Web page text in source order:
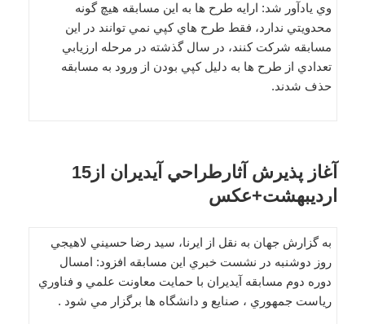
وي يادآور شد: ارايه طرح ها به اين مسابقه هيچ گونه
محدويتي ندارد، فقط طرح هاي كپي نمي توانند در اين
مسابقه شركت كنند، در سال گذشته در مرحله ارزيابي
تعدادي از طرح ها به دليل كپي بودن از ورود به مسابقه
حذف شدند.
آغاز پذيرش آثارطراحي آيديران از15
ارديبهشت+عکس
به گزارش جهان به نقل از ايرنا، سيد رضا حسيني لاهيجي
روز دوشنبه در نشست خبري اين مسابقه افزود: امسال
دوره دوم مسابقه آيديران با حمايت معاونت علمي و فناوري
رياست جمهوري ، صنايع و دانشگاه ها برگزار مي شود .